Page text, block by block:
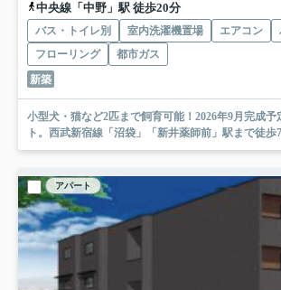
中央線「中野」駅 徒歩20分
バス・トイレ別 室内洗濯機置場 エアコン
フローリング
都市ガス
新築
小型犬・猫など2匹まで飼育可能！2026年9月完成
ト。西武新宿線「沼袋」「新井薬師前」駅まで徒歩
アパート